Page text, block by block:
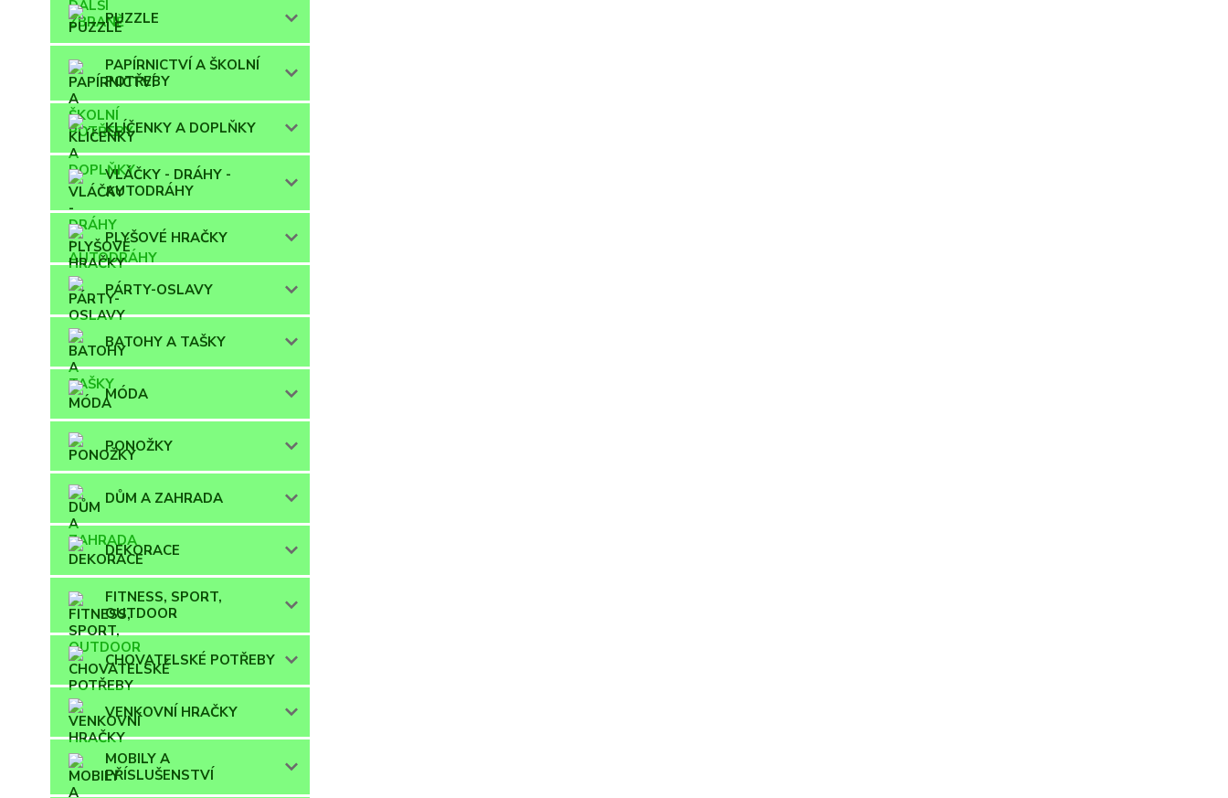
PUZZLE
PAPÍRNICTVÍ A ŠKOLNÍ
POTŘEBY
KLÍČENKY A DOPLŇKY
VLÁČKY - DRÁHY -
AUTODRÁHY
PLYŠOVÉ HRAČKY
PÁRTY-OSLAVY
BATOHY A TAŠKY
MÓDA
PONOŽKY
DŮM A ZAHRADA
DEKORACE
FITNESS, SPORT,
OUTDOOR
CHOVATELSKÉ POTŘEBY
VENKOVNÍ HRAČKY
MOBILY A
PŘÍSLUŠENSTVÍ